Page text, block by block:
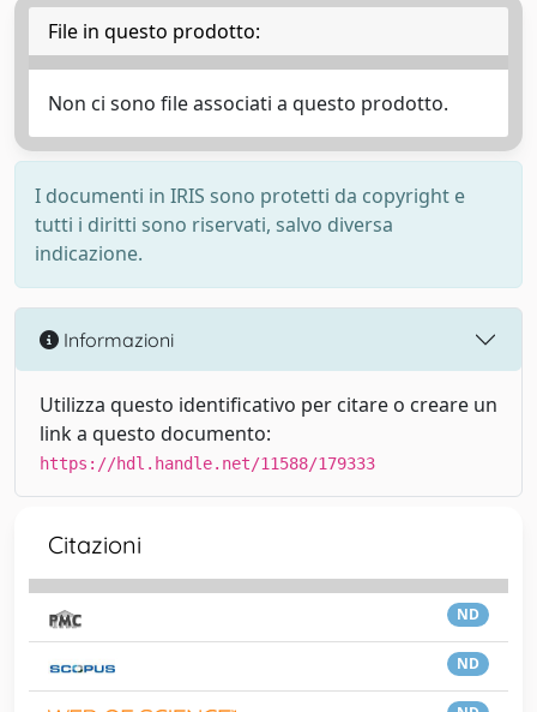
File in questo prodotto:
Non ci sono file associati a questo prodotto.
I documenti in IRIS sono protetti da copyright e
tutti i diritti sono riservati, salvo diversa
indicazione.
Informazioni
Utilizza questo identificativo per citare o creare un
link a questo documento:
https://hdl.handle.net/11588/179333
Citazioni
ND
ND